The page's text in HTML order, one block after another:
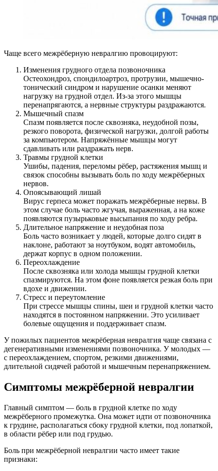
Чаще всего межрёберную невралгию провоцируют:
Изменения грудного отдела позвоночника
Остеохондроз, спондилоартроз, протрузии, мышечно-
тонический синдром и нарушение осанки меняют
нагрузку на грудной отдел. Из-за этого мышцы
перенапрягаются, а нервные структуры раздражаются.
Мышечный спазм
Спазм появляется после сквозняка, неудобной позы,
резкого поворота, физической нагрузки, долгой работы
за компьютером. Напряжённые мышцы могут
сдавливать или раздражать нерв.
Травмы грудной клетки
Ушибы, падения, переломы рёбер, растяжения мышц и
связок способны вызывать боль по ходу межрёберных
нервов.
Опоясывающий лишай
Вирус герпеса может поражать межрёберные нервы. В
этом случае боль часто жгучая, выраженная, а на коже
появляются пузырьковые высыпания по ходу ребра.
Длительное напряжение и неудобная поза
Боль часто возникает у людей, которые долго сидят в
наклоне, работают за ноутбуком, водят автомобиль,
держат корпус в одном положении.
Переохлаждение
После сквозняка или холода мышцы грудной клетки
спазмируются. На этом фоне появляется резкая боль при
вдохе и движении.
Стресс и переутомление
При стрессе мышцы спины, шеи и грудной клетки часто
находятся в постоянном напряжении. Это усиливает
болевые ощущения и поддерживает спазм.
У пожилых пациентов межрёберная невралгия чаще связана с
дегенеративными изменениями позвоночника. У молодых —
с переохлаждением, спортом, резкими движениями,
длительной сидячей работой и мышечным перенапряжением.
Симптомы межрёберной невралгии
Главный симптом — боль в грудной клетке по ходу
межрёберного промежутка. Она может идти от позвоночника
к грудине, располагаться сбоку грудной клетки, под лопаткой,
в области рёбер или под грудью.
Боль при межрёберной невралгии часто имеет такие
признаки: